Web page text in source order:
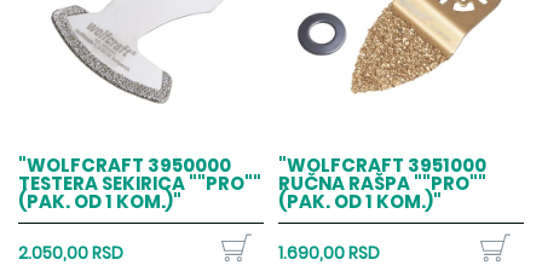
"WOLFCRAFT 3950000
TESTERA SEKIRICA ""PRO""
(PAK. OD 1 KOM.)"
2.050,00 RSD
"WOLFCRAFT 3951000
RUČNA RAŠPA ""PRO""
(PAK. OD 1 KOM.)"
1.690,00 RSD